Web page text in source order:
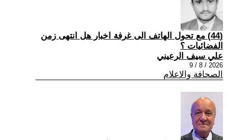
(44) مع تحول الهاتف الى غرفة اخبار هل انتهى زمن
الفضائيات ؟
علي سيف الرعيني
2026 / 8 / 9
الصحافة والاعلام